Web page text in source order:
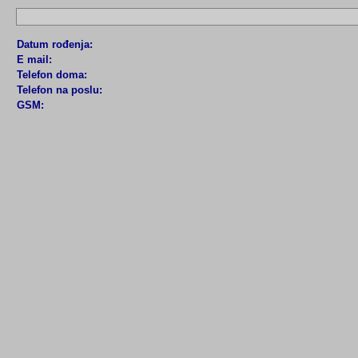
Datum rođenja:
E mail:
Telefon doma:
Telefon na poslu:
GSM: